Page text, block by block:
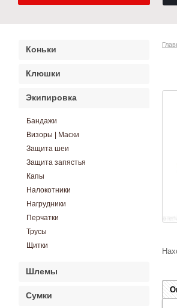
Коньки
Клюшки
Экипировка
Бандажи
Визоры | Маски
Защита шеи
Защита запястья
Капы
Налокотники
Нагрудники
Перчатки
Трусы
Щитки
Шлемы
Сумки